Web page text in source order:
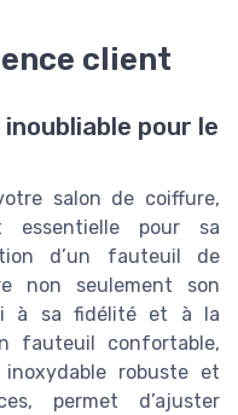
client
pour le
salon de coiffure,
essentielle pour sa
d’un fauteuil de
non seulement son
à sa fidélité et à la
fauteuil confortable,
robuste et
permet d’ajuster